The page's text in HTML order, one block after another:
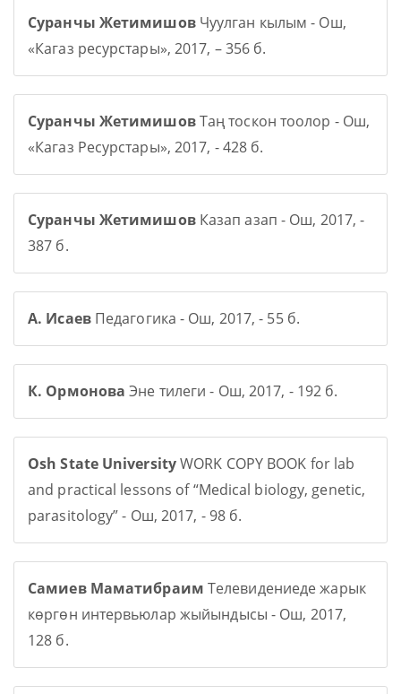
Суранчы ЖетимишовЧуулган кылым - Ош,
«Кагаз ресурстары», 2017, – 356 б.
Суранчы ЖетимишовТаң тоскон тоолор - Ош,
«Кагаз Ресурстары», 2017, - 428 б.
Суранчы ЖетимишовКазап азап - Ош, 2017, -
387 б.
А. ИсаевПедагогика - Ош, 2017, - 55 б.
К. Ормонова Эне тилеги - Ош, 2017, - 192 б.
Osh State UniversityWORK COPY BOOK for lab
and practical lessons of “Medical biology, genetic,
parasitology” - Ош, 2017, - 98 б.
Самиев Маматибраим Телевидениеде жарык
көргөн интервьюлар жыйындысы - Ош, 2017,
128 б.